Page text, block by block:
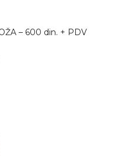
– 600 din. + PDV